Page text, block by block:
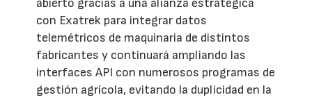
abierto gracias a una alianza estratégica
con Exatrek para integrar datos
telemétricos de maquinaria de distintos
fabricantes y continuará ampliando las
interfaces API con numerosos programas de
gestión agrícola, evitando la duplicidad en la